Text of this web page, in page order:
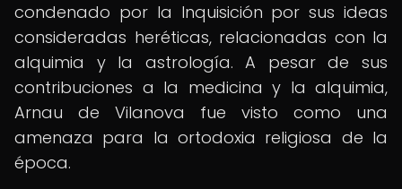
condenado por la Inquisición por sus ideas
consideradas heréticas, relacionadas con la
alquimia y la astrología. A pesar de sus
contribuciones a la medicina y la alquimia,
Arnau de Vilanova fue visto como una
amenaza para la ortodoxia religiosa de la
época.